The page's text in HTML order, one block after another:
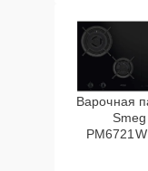
Варочная
Smeg